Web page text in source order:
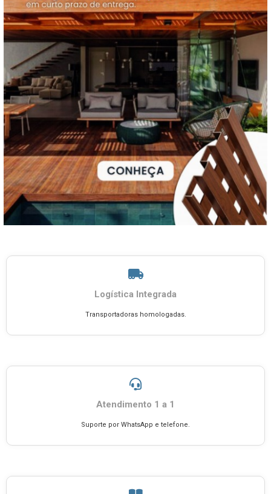
Logística Integrada
Transportadoras homologadas.
Atendimento 1 a 1
Suporte por WhatsApp e telefone.